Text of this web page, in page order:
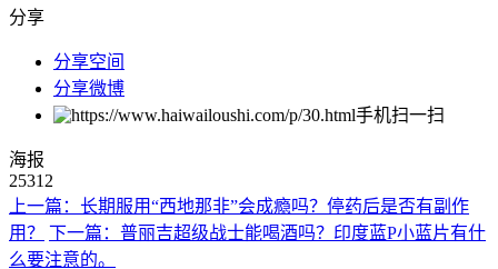
分享
分享空间
分享微博
手机扫一扫
海报
25312
上一篇：长期服用“西地那非”会成瘾吗？停药后是否有副作
用？
下一篇：普丽吉超级战士能喝酒吗？印度蓝P小蓝片有什
么要注意的。